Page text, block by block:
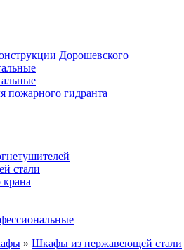
Дорошевского
пожарного гидранта
стали
» Шкафы из нержавеющей стали